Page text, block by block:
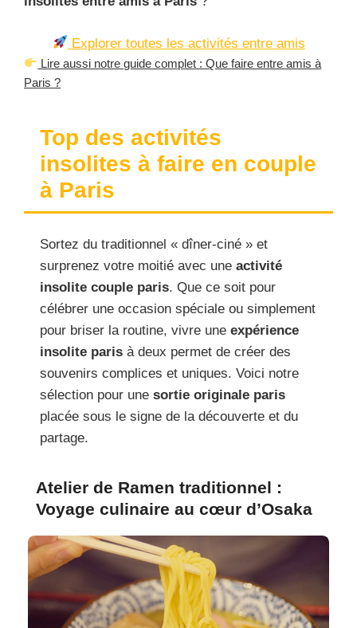
Explorer toutes les activités entre amis
Lire aussi notre guide complet : Que faire entre amis à
Paris ?
Top des activités
insolites à faire en couple
à Paris
Sortez du traditionnel « dîner-ciné » et
surprenez votre moitié avec une activité
insolite couple paris. Que ce soit pour
célébrer une occasion spéciale ou simplement
pour briser la routine, vivre une expérience
insolite paris à deux permet de créer des
souvenirs complices et uniques. Voici notre
sélection pour une sortie originale paris
placée sous le signe de la découverte et du
partage.
Atelier de Ramen traditionnel :
Voyage culinaire au cœur d’Osaka